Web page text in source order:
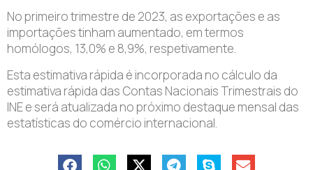
No primeiro trimestre de 2023, as exportações e as
importações tinham aumentado, em termos
homólogos, 13,0% e 8,9%, respetivamente.
Esta estimativa rápida é incorporada no cálculo da
estimativa rápida das Contas Nacionais Trimestrais do
INE e será atualizada no próximo destaque mensal das
estatísticas do comércio internacional.